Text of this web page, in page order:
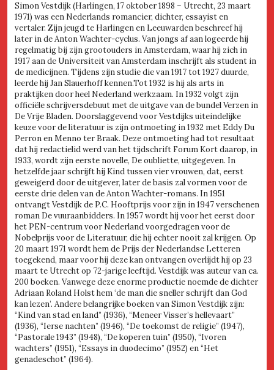
Simon Vestdijk (Harlingen, 17 oktober 1898 – Utrecht, 23 maart
1971) was een Nederlands romancier, dichter, essayist en
vertaler. Zijn jeugd te Harlingen en Leeuwarden beschreef hij
later in de Anton Wachter-cyclus. Van jongs af aan logeerde hij
regelmatig bij zijn grootouders in Amsterdam, waar hij zich in
1917 aan de Universiteit van Amsterdam inschrijft als student in
de medicijnen. Tijdens zijn studie die van 1917 tot 1927 duurde,
leerde hij Jan Slauerhoff kennen.Tot 1932 is hij als arts in
praktijken door heel Nederland werkzaam. In 1932 volgt zijn
officiële schrijversdebuut met de uitgave van de bundel Verzen in
De Vrije Bladen. Doorslaggevend voor Vestdijks uiteindelijke
keuze voor de literatuur is zijn ontmoeting in 1932 met Eddy Du
Perron en Menno ter Braak. Deze ontmoeting had tot resultaat
dat hij redactielid werd van het tijdschrift Forum Kort daarop, in
1933, wordt zijn eerste novelle, De oubliette, uitgegeven. In
hetzelfde jaar schrijft hij Kind tussen vier vrouwen, dat, eerst
geweigerd door de uitgever, later de basis zal vormen voor de
eerste drie delen van de Anton Wachter-romans. In 1951
ontvangt Vestdijk de P.C. Hooftprijs voor zijn in 1947 verschenen
roman De vuuraanbidders. In 1957 wordt hij voor het eerst door
het PEN-centrum voor Nederland voorgedragen voor de
Nobelprijs voor de Literatuur, die hij echter nooit zal krijgen. Op
20 maart 1971 wordt hem de Prijs der Nederlandse Letteren
toegekend, maar voor hij deze kan ontvangen overlijdt hij op 23
maart te Utrecht op 72-jarige leeftijd. Vestdijk was auteur van ca.
200 boeken. Vanwege deze enorme productie noemde de dichter
Adriaan Roland Holst hem ‘de man die sneller schrijft dan God
kan lezen’. Andere belangrijke boeken van Simon Vestdijk zijn:
“Kind van stad en land” (1936), “Meneer Visser’s hellevaart”
(1936), “Ierse nachten” (1946), “De toekomst de religie” (1947),
“Pastorale 1943” (1948), “De koperen tuin” (1950), “Ivoren
wachters” (1951), “Essays in duodecimo” (1952) en “Het
genadeschot” (1964).